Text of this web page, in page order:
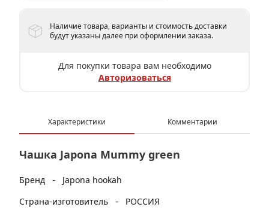
Наличие товара, варианты и стоимость доставки
будут указаны далее при оформлении заказа.
Для покупки товара вам необходимо
Авторизоваться
Характеристики Комментарии
Чашка Japona Mummy green
Бренд -
Japona hookah
Страна-изготовитель
-
РОССИЯ